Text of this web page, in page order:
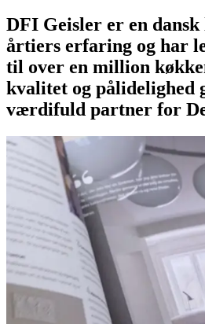
DFI Geisler er en
årtiers erfaring og har
til over en million
kvalitet og pålidelighed
værdifuld partner for